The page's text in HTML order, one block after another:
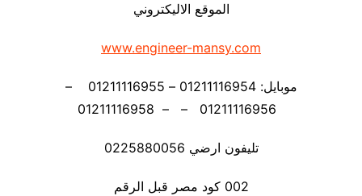
الموقع الاليكتروني
www.engineer-mansy.com
موبايل: 01211116954 – 01211116955 –
تليفون ارضي 0225880056
002 كود مصر قبل الرقم